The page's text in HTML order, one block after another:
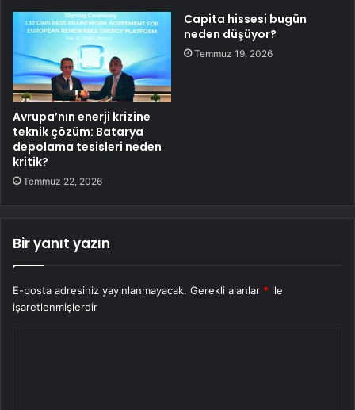
Avrupa’nın enerji krizine
teknik çözüm: Batarya
depolama tesisleri neden
kritik?
Temmuz 22, 2026
Capita hissesi bugün
neden düşüyor?
Temmuz 19, 2026
Bir yanıt yazın
E-posta adresiniz yayınlanmayacak. Gerekli alanlar * ile
işaretlenmişlerdir